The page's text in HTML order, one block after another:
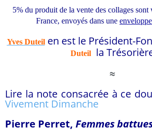
5% du produit de la vente des collages sont
France, envoyés dans une enveloppe
Yves Duteil en est le Président-
Duteil
la
≈
Lire la note consacrée à ce
Vivement Dimanche
Pierre Perret, Femmes